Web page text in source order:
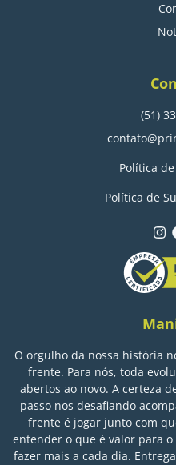
(51)
Política
Política de
O orgulho da nossa história
frente. Para nós, toda
abertos ao novo. A certeza
passo nos desafiando
frente é jogar junto com
entender o que é valor para
fazer mais a cada dia.